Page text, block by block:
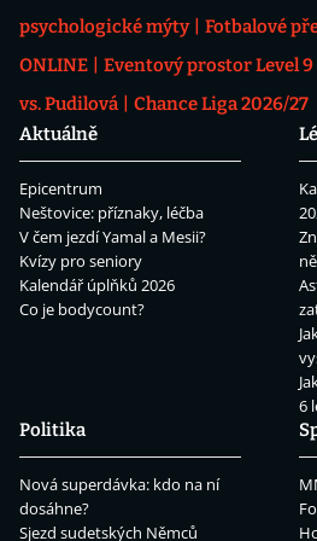
psychologické mýty
Fotbalové
ONLINE
Eventový prostor Level 9
vs. Pudilová
Chance Liga 2026/27
Aktuálně
Epicentrum
Neštovice: příznaky, léčba
V čem jezdí Yamal a Mesii?
Kvízy pro seniory
Kalendář úplňků 2026
Co je bodycount?
6
Politika
Nová superdávka: kdo na ní
dosáhne?
Sjezd sudetských Němců